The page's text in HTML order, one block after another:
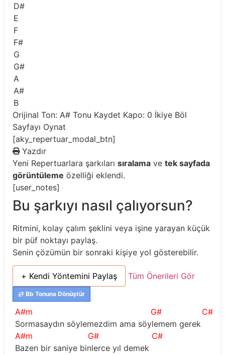
D#
E
F
F#
G
G#
A
A#
B
Orijinal Ton: A# Tonu Kaydet Kapo: 0 İkiye Böl
Sayfayı Oynat
[aky_repertuar_modal_btn]
Yazdır
Yeni Repertuarlara şarkıları sıralama ve tek sayfada
görüntüleme özelliği eklendi.
[user_notes]
Bu şarkıyı nasıl çalıyorsun?
Ritmini, kolay çalım şeklini veya işine yarayan küçük
bir püf noktayı paylaş.
Senin çözümün bir sonraki kişiye yol gösterebilir.
+ Kendi Yöntemini Paylaş Tüm Önerileri Gör
Bb Tonuna Dönüştür
A#m G#
C#
Sormasaydın söylemezdim ama söylemem gerek
A#m
G#
C#
Bazen bir saniye binlerce yıl demek